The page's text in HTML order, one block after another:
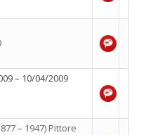
– 10/04/2009
– 1947) Pittore